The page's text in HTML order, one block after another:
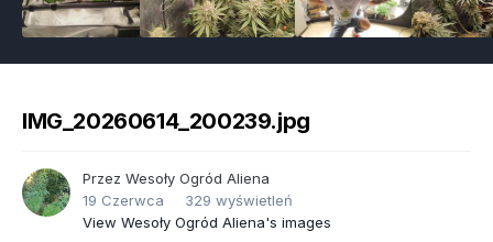
IMG_20260614_200239.jpg
Przez Wesoły Ogród Aliena
19 Czerwca
329 wyświetleń
View Wesoły Ogród Aliena's images